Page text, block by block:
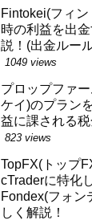
Fintokei(フィ
時の利益を出
説！(出金ルー
1049 views
プロップファ
ケイ)のプラン
益に課される
823 views
TopFX(トップ
cTraderに特化
Fondex(フォン
しく解説！